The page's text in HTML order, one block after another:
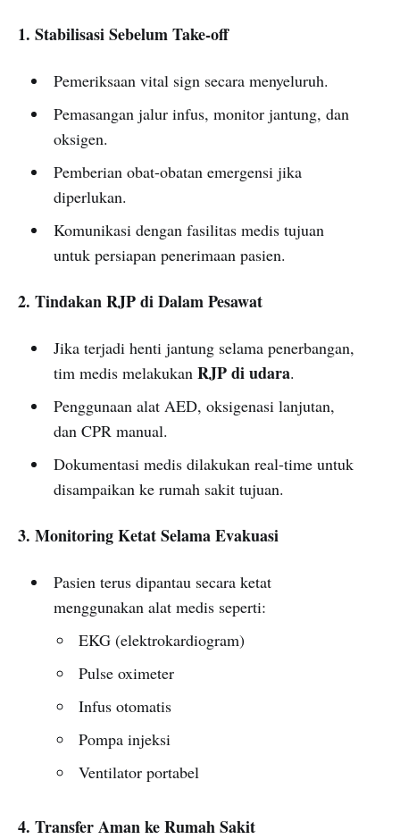
1. Stabilisasi Sebelum Take-off
Pemeriksaan vital sign secara menyeluruh.
Pemasangan jalur infus, monitor jantung, dan
oksigen.
Pemberian obat-obatan emergensi jika
diperlukan.
Komunikasi dengan fasilitas medis tujuan
untuk persiapan penerimaan pasien.
2. Tindakan RJP di Dalam Pesawat
Jika terjadi henti jantung selama penerbangan,
tim medis melakukan RJP di udara.
Penggunaan alat AED, oksigenasi lanjutan,
dan CPR manual.
Dokumentasi medis dilakukan real-time untuk
disampaikan ke rumah sakit tujuan.
3. Monitoring Ketat Selama Evakuasi
Pasien terus dipantau secara ketat
menggunakan alat medis seperti:
EKG (elektrokardiogram)
Pulse oximeter
Infus otomatis
Pompa injeksi
Ventilator portabel
4. Transfer Aman ke Rumah Sakit